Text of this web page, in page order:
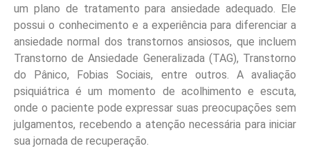
um plano de tratamento para ansiedade adequado. Ele
possui o conhecimento e a experiência para diferenciar a
ansiedade normal dos transtornos ansiosos, que incluem
Transtorno de Ansiedade Generalizada (TAG), Transtorno
do Pânico, Fobias Sociais, entre outros. A avaliação
psiquiátrica é um momento de acolhimento e escuta,
onde o paciente pode expressar suas preocupações sem
julgamentos, recebendo a atenção necessária para iniciar
sua jornada de recuperação.